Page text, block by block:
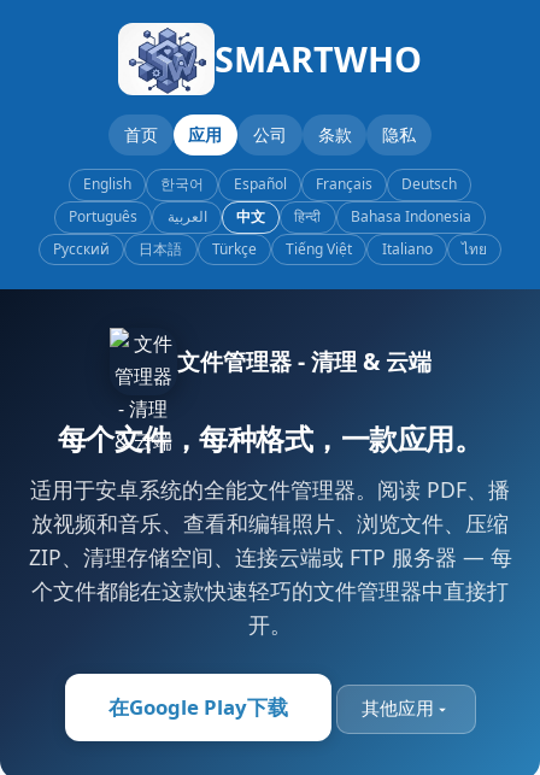
SMARTWHO
首页 应用 公司 条款 隐私
English 한국어 Español Français
Deutsch
Português
العربية 中文 हिन्दी
Bahasa Indonesia
Русский
日本語 Türkçe Tiếng Việt Italiano ไทย
文件管理器 - 清理 & 云端
每个文件，每种格式，一款应用。
适用于安卓系统的全能文件管理器。阅读 PDF、播
放视频和音乐、查看和编辑照片、浏览文件、压缩
ZIP、清理存储空间、连接云端或 FTP 服务器 — 每
个文件都能在这款快速轻巧的文件管理器中直接打
开。
在Google Play下载 其他应用